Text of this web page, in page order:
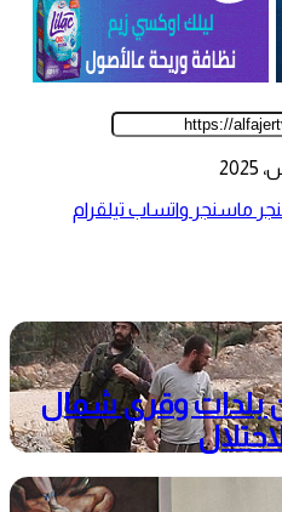
ماسنجر واتساب تيلقرام
بلدات وقرى شمال